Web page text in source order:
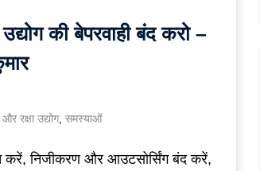
की बेपरवाही बंद करो –
रक्षा उद्योग, समस्याओं
निजीकरण और आउटसोर्सिंग बंद करें,